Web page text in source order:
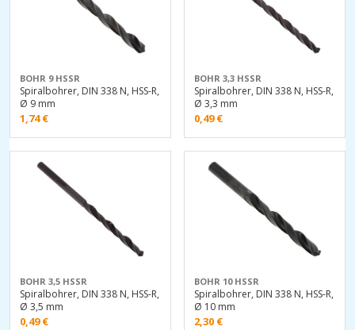
BOHR 9 HSSR
Spiralbohrer, DIN 338 N, HSS-R,
Ø 9 mm
1,74€
BOHR 3,3 HSSR
Spiralbohrer, DIN 338 N, HSS-R,
Ø 3,3 mm
0,49€
BOHR 3,5 HSSR
Spiralbohrer, DIN 338 N, HSS-R,
Ø 3,5 mm
0,49€
BOHR 10 HSSR
Spiralbohrer, DIN 338 N, HSS-R,
Ø 10 mm
2,30 €